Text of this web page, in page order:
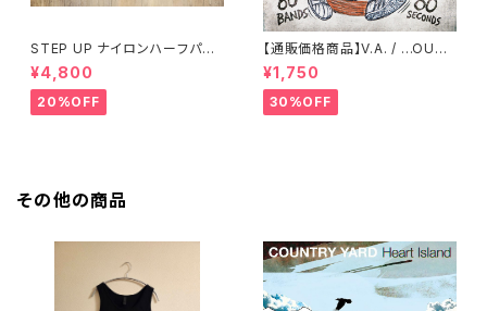
STEP UP ナイロンハーフパン
ツ ブラック
¥4,800
20%OFF
【通販価格商品】V.A. / ...OUT
OF THIS WORLD 6
¥1,750
30%OFF
その他の商品